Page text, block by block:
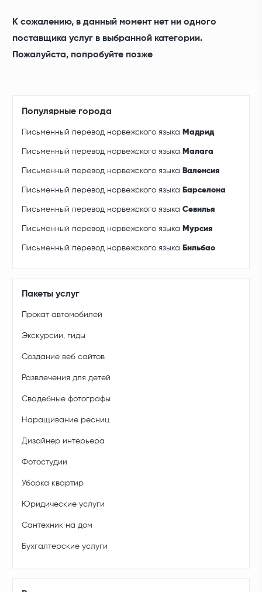
К сожалению, в данный момент нет ни одного
поставщика услуг в выбранной категории.
Пожалуйста, попробуйте позже
Популярные города
Письменный перевод норвежского языка Мадрид
Письменный перевод норвежского языка Малага
Письменный перевод норвежского языка Валенсия
Письменный перевод норвежского языка Барселона
Письменный перевод норвежского языкаСевилья
Письменный перевод норвежского языка Мурсия
Письменный перевод норвежского языка Бильбао
Пакеты услуг
Прокат автомобилей
Экскурсии, гиды
Создание веб сайтов
Развлечения для детей
Свадебные фотографы
Наращивание ресниц
Дизайнер интерьера
Фотостудии
Уборка квартир
Юридические услуги
Сантехник на дом
Бухгалтерские услуги